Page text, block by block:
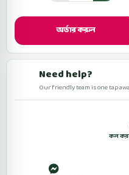
অর্ডার করুন
Need help?
Our friendly team is one tap
কল